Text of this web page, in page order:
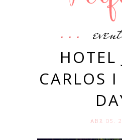
HOTEL
CARLOS
ABR 05.